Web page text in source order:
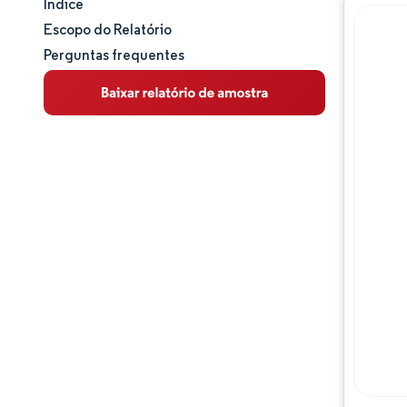
Tamanho e participação de mercado
Análise de mercado
Tendências e insights
Índice
Escopo do Relatório
Perguntas frequentes